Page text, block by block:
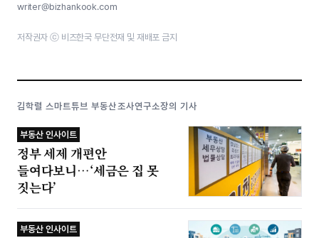
writer@bizhankook.com
저작권자 ⓒ 비즈한국 무단전재 및 재배포 금지
김학렬 스마트튜브 부동산조사연구소장의 기사
부동산 인사이트
정부 세제 개편안
들여다보니…‘세금은 집 못
짓는다’
부동산 인사이트